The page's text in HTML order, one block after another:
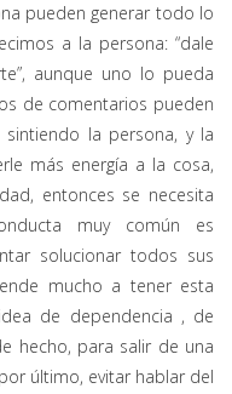
pueden generar todo lo
a la persona: “dale
aunque uno lo pueda
de comentarios pueden
la persona, y la
más energía a la cosa,
entonces se necesita
muy común es
solucionar todos sus
mucho a tener esta
de dependencia , de
hecho, para salir de una
último, evitar hablar del